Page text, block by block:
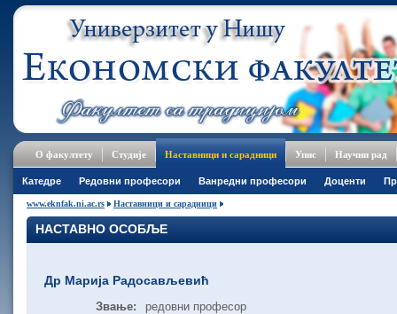
О факултету Студије Наставници и сарадници Упис Научни рад
Катедре Редовни професори Ванредни професори Доценти
www.eknfak.ni.ac.rs Наставници и сарадници
НАСТАВНО ОСОБЉЕ
Др Марија Радосављевић
Звање:
редовни професор